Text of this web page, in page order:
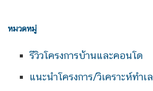
หมวดหมู่
รีวิวโครงการบ้านและคอนโด
แนะนำโครงการ/วิเคราะห์ทำเล